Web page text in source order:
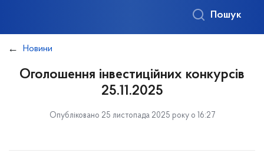
Пошук
Новини
Оголошення інвестиційних конкурсів
25.11.2025
Опубліковано 25 листопада 2025 року о 16:27